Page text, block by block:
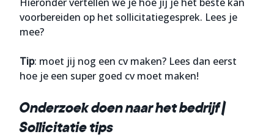
voorbereiden op het sollicitatiegesprek. Lees je
mee?
Tip: moet jij nog een cv maken? Lees dan eerst
hoe je een super goed cv moet maken!
Onderzoek doen naar het bedrijf |
Sollicitatie tips